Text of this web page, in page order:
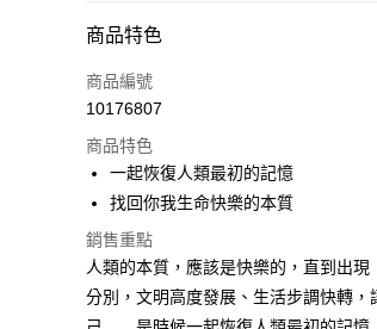
付款方式
信用卡一次付款
Apple Pay
大哥付你分期
相關說明
【大哥付你分期使用說明】
2.付款方式選擇「大哥付你分期」，訂單成
流程，驗證手機門號後，選擇欲分期的期數
AFTEE先享後付
相關說明
商品特色
商品編號
10176807
商品特色
一起恢復人類最初的記憶
找回你我生命快樂的本質
銷售重點
人類的本質，應該是快樂的，直到出
分別，文明高度發展、生活步調快轉，